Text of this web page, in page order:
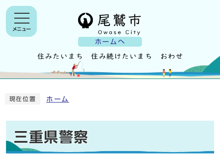
ホームへ
メニュー
現在位置 ホーム
三重県警察